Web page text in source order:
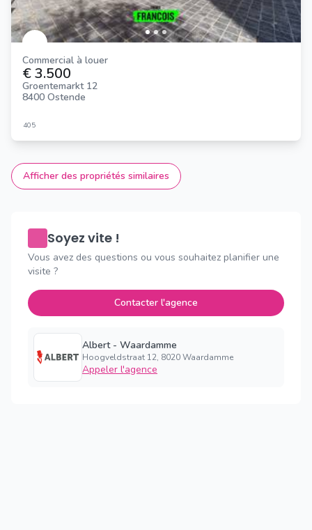
Commercial à louer
€ 3.500
Groentemarkt 12
8400 Ostende
405
Afficher des propriétés similaires
Soyez vite !
Vous avez des questions ou vous souhaitez planifier une
visite ?
Contacter l'agence
Albert - Waardamme
Hoogveldstraat 12, 8020 Waardamme
Appeler l'agence